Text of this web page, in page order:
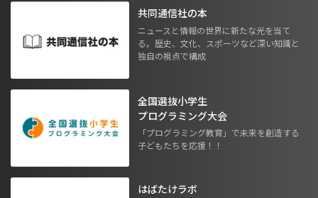
共同通信社の本
ニュースと情報の世界に新たな光を当て
る。歴史、文化、スポーツなど深い知識と
独自の視点で構成
全国選抜小学生
プログラミング大会
「プログラミング教育」で未来を創造する
子どもたちを応援！！
はばたけラボ